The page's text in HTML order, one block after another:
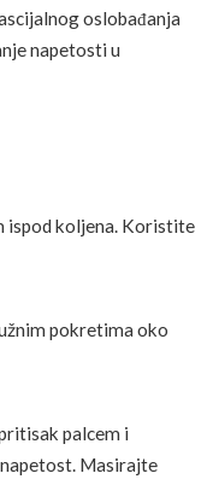
oslobađanja
napetosti u
ispod koljena. Koristite
pokretima oko
palcem i
Masirajte